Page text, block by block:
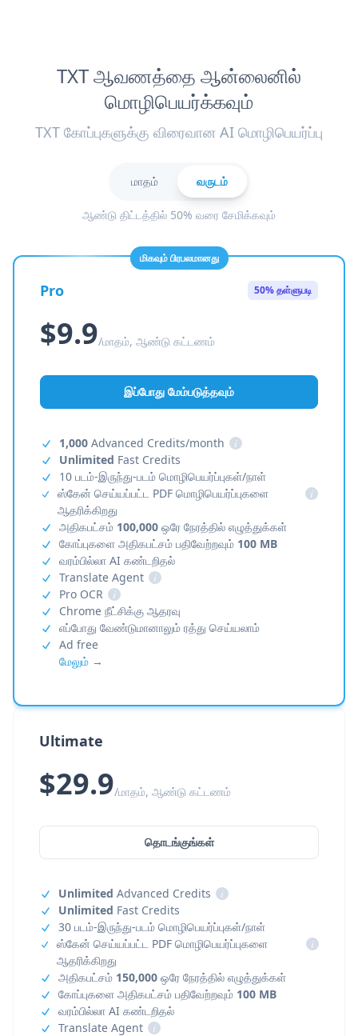
TXT ஆவணத்தை ஆன்லைனில்
மொழிபெயர்க்கவும்
TXT கோப்புகளுக்கு விரைவான AI மொழிபெயர்ப்பு
மாதம் வருடம்
ஆண்டு திட்டத்தில் 50% வரை சேமிக்கவும்
மிகவும் பிரபலமானது
Pro 50% தள்ளுபடி
$9.9/மாதம், ஆண்டு கட்டணம்
இப்போது மேம்படுத்தவும்
1,000 Advanced Credits/month
i
Unlimited Fast Credits
10 படம்-இருந்து-படம் மொழிபெயர்ப்புகள்/நாள்
ஸ்கேன் செய்யப்பட்ட PDF மொழிபெயர்ப்புகளை
ஆதரிக்கிறது
i
அதிகபட்சம் 100,000 ஒரே நேரத்தில் எழுத்துக்கள்
கோப்புகளை அதிகபட்சம் பதிவேற்றவும் 100 MB
வரம்பில்லா AI கண்டறிதல்
Translate Agent
i
Pro OCR
i
Chrome நீட்சிக்கு ஆதரவு
எப்போது வேண்டுமானாலும் ரத்து செய்யலாம்
Ad free
மேலும் →
Ultimate
$29.9/மாதம், ஆண்டு கட்டணம்
தொடங்குங்கள்
Unlimited Advanced Credits
i
Unlimited Fast Credits
30 படம்-இருந்து-படம் மொழிபெயர்ப்புகள்/நாள்
ஸ்கேன் செய்யப்பட்ட PDF மொழிபெயர்ப்புகளை
ஆதரிக்கிறது
i
அதிகபட்சம் 150,000 ஒரே நேரத்தில் எழுத்துக்கள்
கோப்புகளை அதிகபட்சம் பதிவேற்றவும் 100 MB
வரம்பில்லா AI கண்டறிதல்
Translate Agent
i